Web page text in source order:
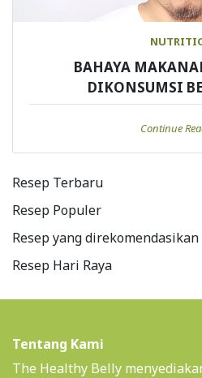
BAHAYA
DIKONSUMSI
Continue
Resep Terbaru
Resep Populer
Resep yang direkomendasikan
Resep Hari Raya
Tentang Kami
The Healthy Belly